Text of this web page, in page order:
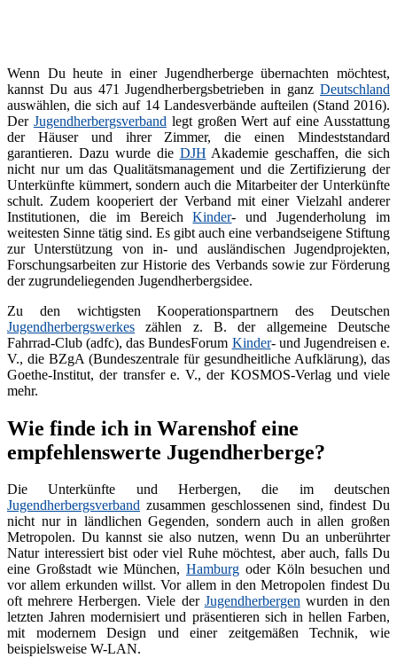
Wenn Du heute in einer Jugendherberge übernachten möchtest,
kannst Du aus 471 Jugendherbergsbetrieben in ganz Deutschland
auswählen, die sich auf 14 Landesverbände aufteilen (Stand 2016).
Der Jugendherbergsverband legt großen Wert auf eine Ausstattung
der Häuser und ihrer Zimmer, die einen Mindeststandard
garantieren. Dazu wurde die DJH Akademie geschaffen, die sich
nicht nur um das Qualitätsmanagement und die Zertifizierung der
Unterkünfte kümmert, sondern auch die Mitarbeiter der Unterkünfte
schult. Zudem kooperiert der Verband mit einer Vielzahl anderer
Institutionen, die im BereichKinder- und Jugenderholung im
weitesten Sinne tätig sind. Es gibt auch eine verbandseigene Stiftung
zur Unterstützung von in- und ausländischen Jugendprojekten,
Forschungsarbeiten zur Historie des Verbands sowie zur Förderung
der zugrundeliegenden Jugendherbergsidee.
Zu den wichtigsten Kooperationspartnern des Deutschen
Jugendherbergswerkes zählen z. B. der allgemeine Deutsche
Fahrrad-Club (adfc), das BundesForum Kinder- und Jugendreisen e.
V., die BZgA (Bundeszentrale für gesundheitliche Aufklärung), das
Goethe-Institut, der transfer e. V., der KOSMOS-Verlag und viele
mehr.
Wie finde ich in Warenshof eine
empfehlenswerte Jugendherberge?
Die Unterkünfte und Herbergen, die im deutschen
Jugendherbergsverband zusammen geschlossenen sind, findest Du
nicht nur in ländlichen Gegenden, sondern auch in allen großen
Metropolen. Du kannst sie also nutzen, wenn Du an unberührter
Natur interessiert bist oder viel Ruhe möchtest, aber auch, falls Du
eine Großstadt wie München, Hamburg oder Köln besuchen und
vor allem erkunden willst. Vor allem in den Metropolen findest Du
oft mehrere Herbergen. Viele der Jugendherbergenwurden in den
letzten Jahren modernisiert und präsentieren sich in hellen Farben,
mit modernem Design und einer zeitgemäßen Technik, wie
beispielsweise W-LAN.